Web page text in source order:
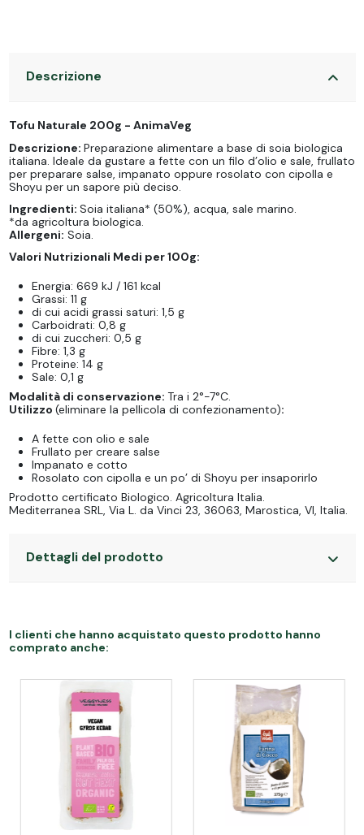
Descrizione
Tofu Naturale 200g - AnimaVeg
Descrizione: Preparazione alimentare a base di soia biologica
italiana. Ideale da gustare a fette con un filo d’olio e sale, frullato
per preparare salse, impanato oppure rosolato con cipolla e
Shoyu per un sapore più deciso.
Ingredienti: Soia italiana* (50%), acqua, sale marino.
*da agricoltura biologica.
Allergeni: Soia.
Valori Nutrizionali Medi per 100g:
Energia: 669 kJ / 161 kcal
Grassi: 11 g
di cui acidi grassi saturi: 1,5 g
Carboidrati: 0,8 g
di cui zuccheri: 0,5 g
Fibre: 1,3 g
Proteine: 14 g
Sale: 0,1 g
Modalità di conservazione: Tra i 2°-7°C.
Utilizzo (eliminare la pellicola di confezionamento):
A fette con olio e sale
Frullato per creare salse
Impanato e cotto
Rosolato con cipolla e un po’ di Shoyu per insaporirlo
Prodotto certificato Biologico. Agricoltura Italia.
Mediterranea SRL, Via L. da Vinci 23, 36063, Marostica, VI, Italia.
Dettagli del prodotto
I clienti che hanno acquistato questo prodotto hanno
comprato anche: